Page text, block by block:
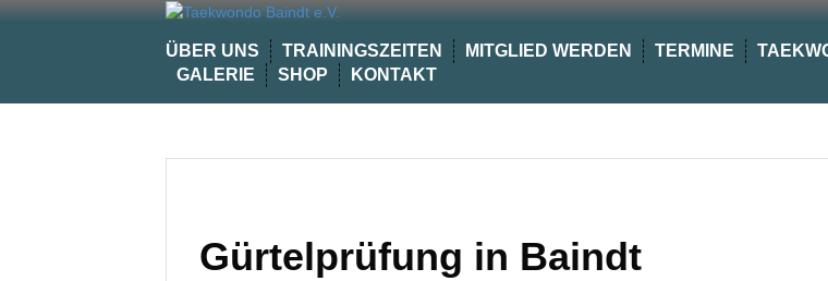
Skip
ÜBER UNS TRAININGSZEITEN MITGLIED WERDEN TERMINE
GALERIE
SHOP KONTAKT
Gürtelprüfung in Baindt